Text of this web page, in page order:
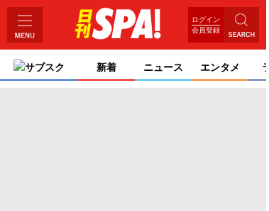
ログイン
会員登録
サブスク 新着 ニュース エンタメ